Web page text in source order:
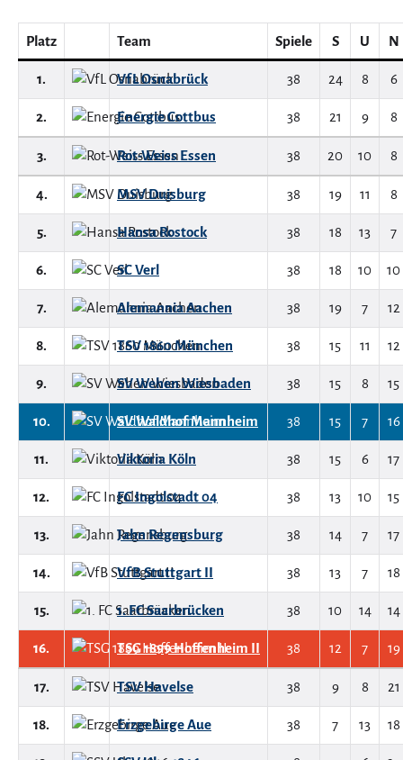
Platz Team Spiele S U N
1. VfL Osnabrück 38 24 8 6
2. Energie Cottbus 38 21 9 8
3. Rot-Weiss Essen 38 20 10 8
4. MSV Duisburg 38 19 11 8
5. Hansa Rostock 38 18 13 7
6. SC Verl 38 18 10 10
7. Alemannia Aachen 38 19 7 12
8. TSV 1860 München 38 15 11 12
9. SV Wehen Wiesbaden 38 15 8 15
10. SV Waldhof Mannheim 38 15 7 16
11. Viktoria Köln 38 15 6 17
12. FC Ingolstadt 04 38 13 10 15
13. Jahn Regensburg 38 14 7 17
14. VfB Stuttgart II 38 13 7 18
15. 1. FC Saarbrücken 38 10 14 14
16. TSG 1899 Hoffenheim II 38 12 7 19
17. TSV Havelse 38 9 8 21
18. Erzgebirge Aue 38 7 13 18